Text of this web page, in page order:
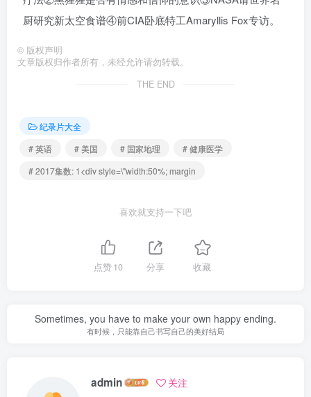
厨研究新太空食谱④前CIA卧底特工Amaryllis Fox专访。
© 版权声明
文章版权归作者所有，未经允许请勿转载。
THE END
纪录片大全
# 英语
# 美国 # 国家地理
# 健康医学
# 2017集数: 1<div style=\"width:50%; margin
喜欢就支持一下吧
点赞10 分享 收藏
Sometimes, you have to make your own happy ending.
有时候，只能靠自己书写自己的美好结局
admin 关注